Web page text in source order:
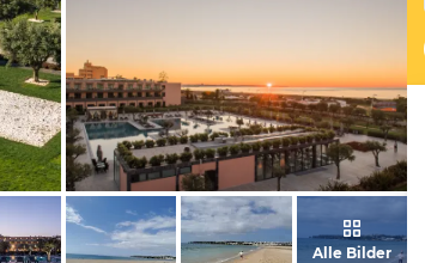
vom Hotelier, Juli 2021
Alle Bilder